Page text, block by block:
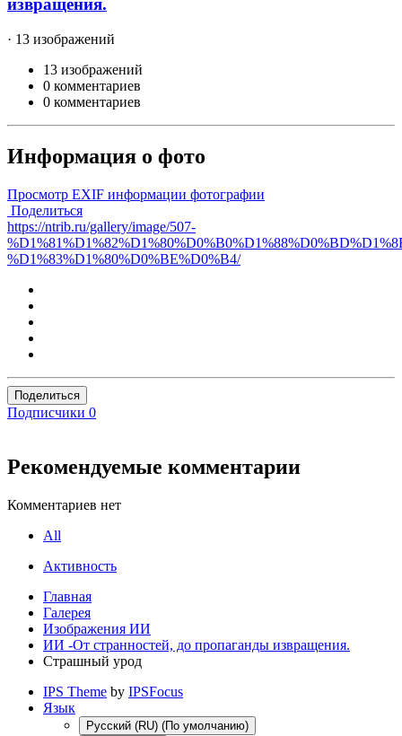
извращения.
· 13 изображений
13 изображений
0 комментариев
0 комментариев
Информация о фото
Просмотр EXIF информации фотографии
Поделиться
https://ntrib.ru/gallery/image/507-
%D1%83%D1%80%D0%BE%D0%B4/
Поделиться
Подписчики 0
Рекомендуемые комментарии
Комментариев нет
All
Активность
Главная
Галерея
Изображения ИИ
ИИ -От странностей, до пропаганды извращения.
Страшный урод
IPS Theme by IPSFocus
Язык
Русский (RU) (По умолчанию)